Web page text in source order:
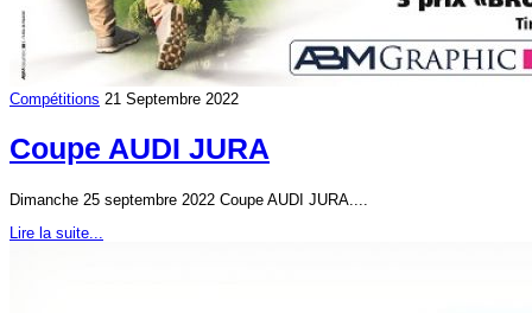
Compétitions 21 Septembre 2022
Coupe AUDI JURA
Dimanche 25 septembre 2022 Coupe AUDI JURA....
Lire la suite...